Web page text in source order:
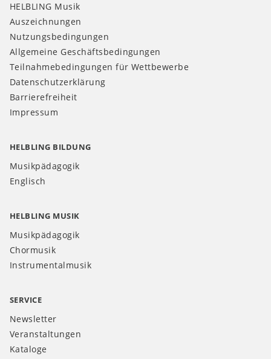
HELBLING Musik
Auszeichnungen
Nutzungsbedingungen
Allgemeine Geschäftsbedingungen
Teilnahmebedingungen für Wettbewerbe
Datenschutzerklärung
Barrierefreiheit
Impressum
HELBLING BILDUNG
Musikpädagogik
Englisch
HELBLING MUSIK
Musikpädagogik
Chormusik
Instrumentalmusik
SERVICE
Newsletter
Veranstaltungen
Kataloge